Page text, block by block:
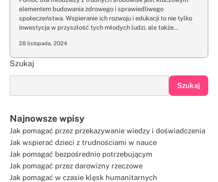
elementem budowania zdrowego i sprawiedliwego
społeczeństwa. Wspieranie ich rozwoju i edukacji to nie tylko
inwestycja w przyszłość tych młodych ludzi, ale także…
28 listopada, 2024
Szukaj
Szukaj
Najnowsze wpisy
Jak pomagać przez przekazywanie wiedzy i doświadczenia
Jak wspierać dzieci z trudnościami w nauce
Jak pomagać bezpośrednio potrzebującym
Jak pomagać przez darowizny rzeczowe
Jak pomagać w czasie klęsk humanitarnych